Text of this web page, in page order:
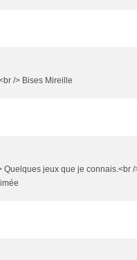
/> Bises Mireille
jeux que je connais.<br /